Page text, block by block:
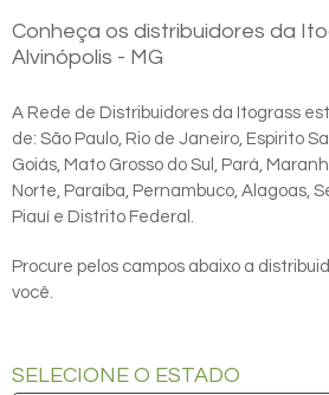
Conheça os distribuidores da
Alvinópolis - MG
A Rede de Distribuidores da Itograss
de: São Paulo, Rio de Janeiro, Espirito
Goiás, Mato Grosso do Sul, Pará,
Norte, Paraíba, Pernambuco, Alagoas,
Piauí e Distrito Federal.
Procure pelos campos abaixo a
você.
SELECIONE O ESTADO